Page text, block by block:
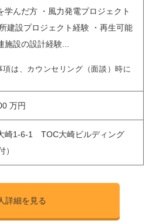
学んだ方 ・風力発電プロジェクト
建設プロジェクト経験 ・再生可能
施設の設計経験...
は、カウンセリング（面談）時に
万円
崎1-6-1 TOC大崎ビルディング
）
詳細を見る